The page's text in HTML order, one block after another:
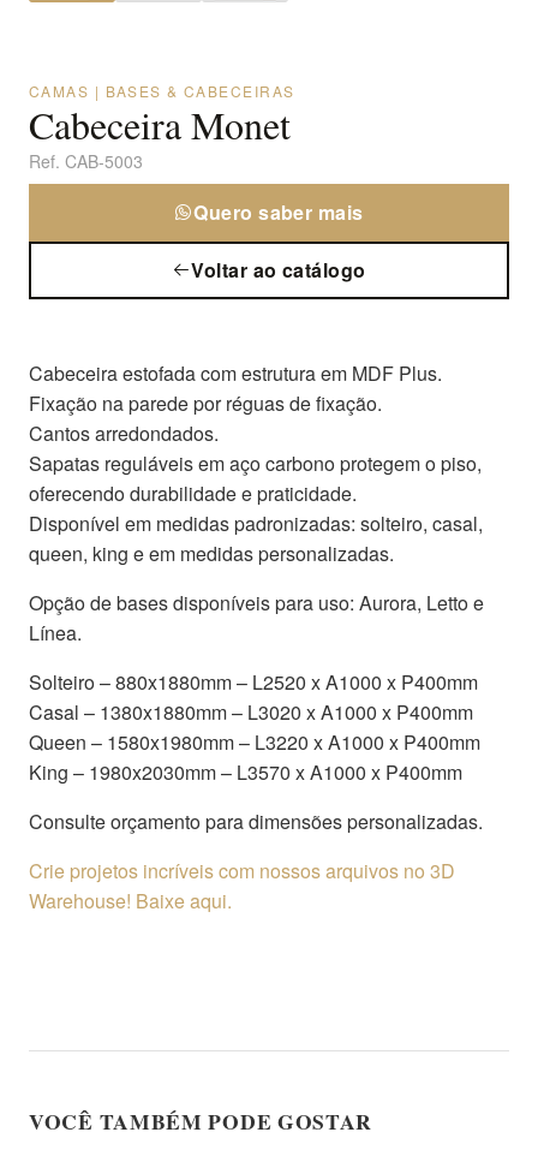
CAMAS | BASES & CABECEIRAS
Cabeceira Monet
Ref. CAB-5003
Quero saber mais
Voltar ao catálogo
Cabeceira estofada com estrutura em MDF Plus.
Fixação na parede por réguas de fixação.
Cantos arredondados.
Sapatas reguláveis em aço carbono protegem o piso,
oferecendo durabilidade e praticidade.
Disponível em medidas padronizadas: solteiro, casal,
queen, king e em medidas personalizadas.
Opção de bases disponíveis para uso: Aurora, Letto e
Línea.
Solteiro – 880x1880mm – L2520 x A1000 x P400mm
Casal – 1380x1880mm – L3020 x A1000 x P400mm
Queen – 1580x1980mm – L3220 x A1000 x P400mm
King – 1980x2030mm – L3570 x A1000 x P400mm
Consulte orçamento para dimensões personalizadas.
Crie projetos incríveis com nossos arquivos no 3D
Warehouse! Baixe aqui.
VOCÊ TAMBÉM PODE GOSTAR